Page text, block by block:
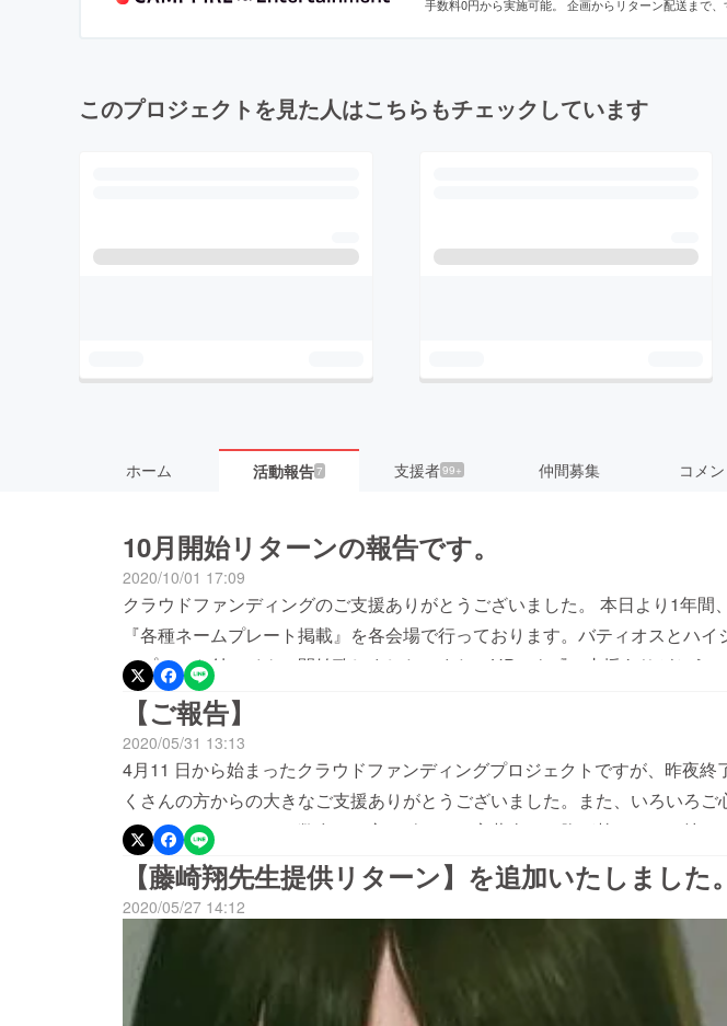
手数料0円から実施可能。 企画からリターン配送まで
このプロジェクトを見た人はこちらもチェックしています
ホーム 活動報告7 支援者99+ 仲間募集 コメン
10月開始リターンの報告です。
2020/10/01 17:09
クラウドファンディングのご支援ありがとうございました。 本日より1年間
『各種ネームプレート掲載』を各会場で行っております。バティオスとハイ
ムプレート付マイク 開始致しました。また、HPにも『ご支援ありがとうご
特設ページを作成しました。こちらも1年間掲載します どうぞご覧ください 。
http://vitus.main.jp/ また報告させていただきます。皆様のおかげです。今後と
願いいたします。
【ご報告】
2020/05/31 13:13
4月11 日から始まったクラウドファンディングプロジェクトですが、昨夜終
くさんの方からの大きなご支援ありがとうございました。また、いろいろご
てすみませんでした。数多くの方の励ましの言葉全てに胸が熱くなり、挫け
背中を押してもらった気がします。最終確定額は8,892,398円です。（藤崎翔
含む）皆さんのお陰で劇場は存続できました。この最終確定額の他に、当初
た給付金の追加支援、直接口座に振り込んでくださった団体様・お笑い芸人
退された事務所様、雨の中現金を届けてくださった事務所社長、数々の皆様
り、目標金額にはあと少し達しない様子ですが、なんとか持ち堪えることが
高額な支援金を入れていただいた方も多数お見受けします。御負担になって
【藤崎翔先生提供リターン】を追加いたしました。
2020/05/27 14:12